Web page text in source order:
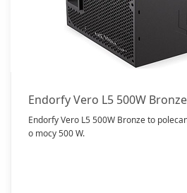
Endorfy Vero L5 500W Bronze
Endorfy Vero L5 500W Bronze to
o mocy 500 W.